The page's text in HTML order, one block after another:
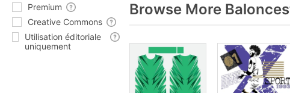
Premium
Creative Commons
Utilisation éditoriale
uniquement
Browse More